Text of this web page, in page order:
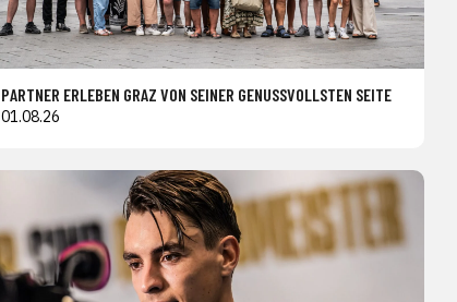
PARTNER ERLEBEN GRAZ VON SEINER GENUSSVOLLSTEN SEITE
01.08.26